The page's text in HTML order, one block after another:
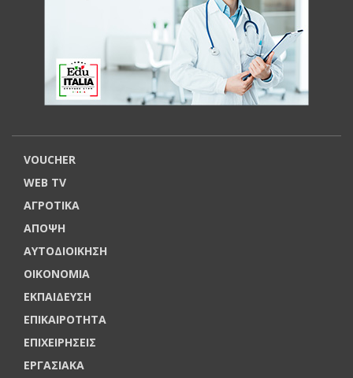
VOUCHER
WEB TV
ΑΓΡΟΤΙΚΑ
ΑΠΟΨΗ
ΑΥΤΟΔΙΟΙΚΗΣΗ
ΟΙΚΟΝΟΜΙΑ
ΕΚΠΑΙΔΕΥΣΗ
ΕΠΙΚΑΙΡΟΤΗΤΑ
ΕΠΙΧΕΙΡΗΣΕΙΣ
ΕΡΓΑΣΙΑΚΑ